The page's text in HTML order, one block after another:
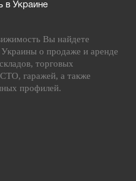
в Украине
Вы найдете
о продаже и аренде
торговых
гаражей, а также
профилей.